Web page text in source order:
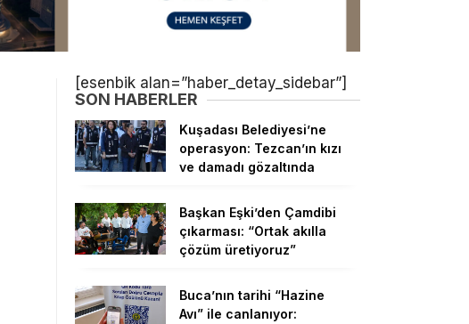
[esenbik alan=”haber_detay_sidebar”]
SON HABERLER
Kuşadası Belediyesi’ne
operasyon: Tezcan’ın kızı
ve damadı gözaltında
Başkan Eşki’den Çamdibi
çıkarması: “Ortak akılla
çözüm üretiyoruz”
Buca’nın tarihi “Hazine
Avı” ile canlanıyor: